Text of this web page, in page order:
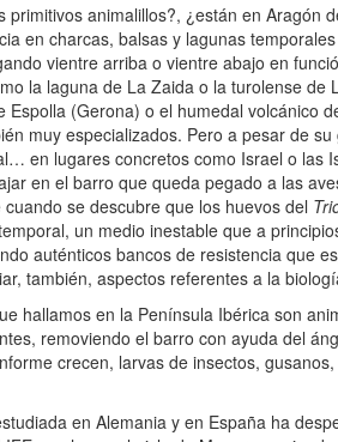
primitivos animalillos?, ¿están en Aragón
en charcas, balsas y lagunas
vientre arriba o vientre abajo en
la laguna de La Zaida o la turolense
Espolla (Gerona) o el humedal volcánico
muy especializados. Pero a pesar de
en lugares concretos como Israel o las
en el barro que queda pegado a las
se descubre que los huevos del
un medio inestable que a
auténticos bancos de resistencia que
también, aspectos referentes a la
hallamos en la Península Ibérica son
removiendo el barro con ayuda del
crecen, larvas de insectos,
en Alemania y en España ha